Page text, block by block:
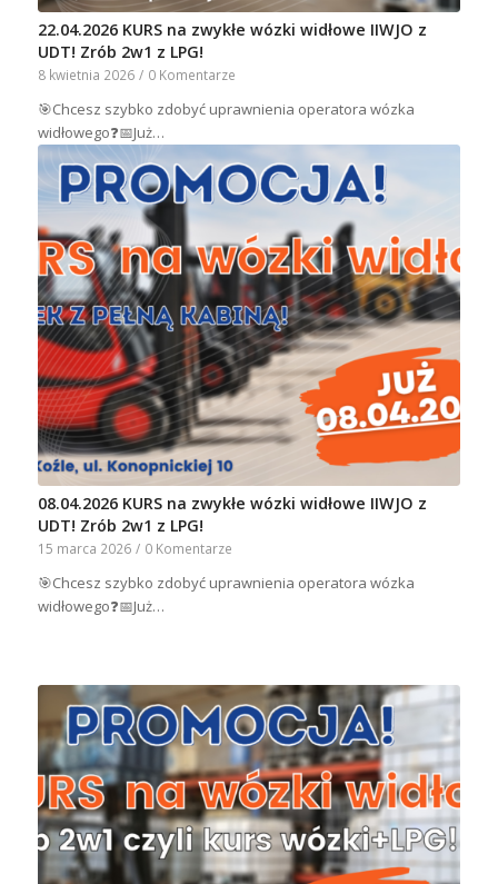
22.04.2026 KURS na zwykłe wózki widłowe IIWJO z
UDT! Zrób 2w1 z LPG!
8 kwietnia 2026 / 0 Komentarze
🎯Chcesz szybko zdobyć uprawnienia operatora wózka
widłowego❓📅Już…
08.04.2026 KURS na zwykłe wózki widłowe IIWJO z
UDT! Zrób 2w1 z LPG!
15 marca 2026 / 0 Komentarze
🎯Chcesz szybko zdobyć uprawnienia operatora wózka
widłowego❓📅Już…